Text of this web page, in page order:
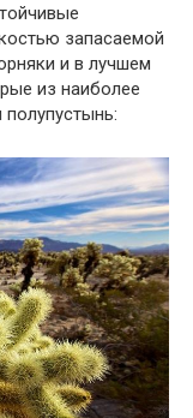
запасаемой
и в лучшем
из наиболее
полупустынь: